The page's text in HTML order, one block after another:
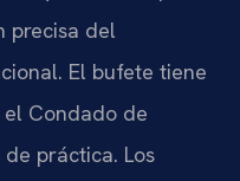
precisa del
El bufete tiene
Condado de
práctica. Los